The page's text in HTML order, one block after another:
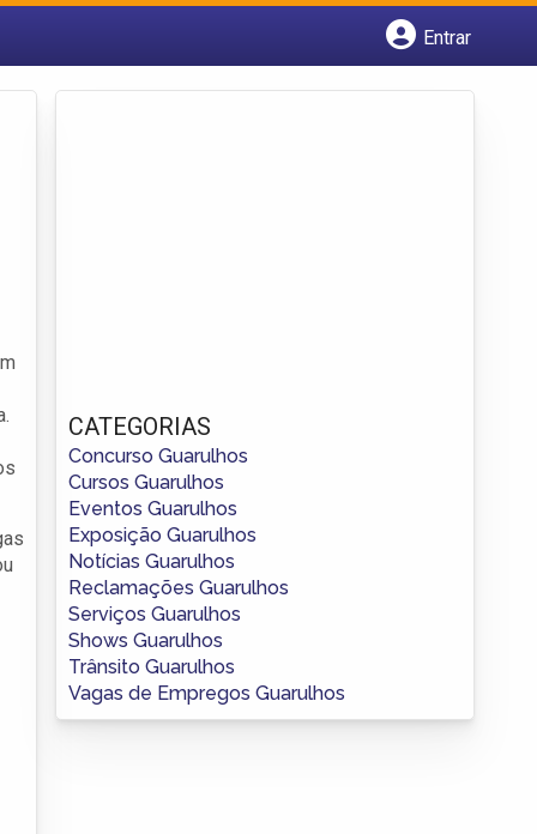
Entrar
CATEGORIAS
Concurso Guarulhos
Cursos Guarulhos
Eventos Guarulhos
Exposição Guarulhos
Notícias Guarulhos
Reclamações Guarulhos
Serviços Guarulhos
Shows Guarulhos
Trânsito Guarulhos
Vagas de Empregos Guarulhos